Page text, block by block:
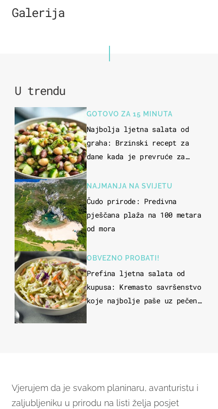
Galerija
U trendu
GOTOVO ZA 15 MINUTA
Najbolja ljetna salata od
graha: Brzinski recept za
dane kada je prevruće za
NAJMANJA NA SVIJETU
Čudo prirode: Predivna
pješčana plaža na 100 metara
od mora
OBVEZNO PROBATI!
Prefina ljetna salata od
kupusa: Kremasto savršenstvo
koje najbolje paše uz pečeno
Vjerujem da je svakom planinaru, avanturistu i
zaljubljeniku u prirodu na listi želja posjet